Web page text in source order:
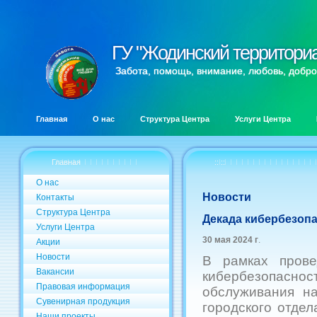
ГУ "Жодинский
ГУ "Жодинский
Забота, помощь, внимание, любовь, добро
Главная О нас Структура Центра Услуги Центра
Главная
О нас
Контакты
Структура Центра
Услуги Центра
Акции
Новости
Вакансии
Правовая информация
Сувенирная продукция
:: ::
Новости
Декада
30 мая 2024 г.
В рамках
обслуживания
городского